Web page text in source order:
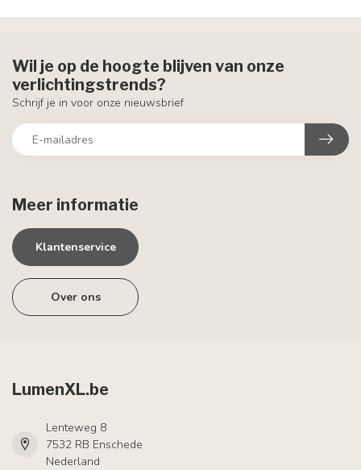
Meer informatie
Klantenservice
Over ons
Wil je op de hoogte blijven van onze
verlichtingstrends?
Schrijf je in voor onze nieuwsbrief
LumenXL.be
Lenteweg 8
7532 RB Enschede
Nederland